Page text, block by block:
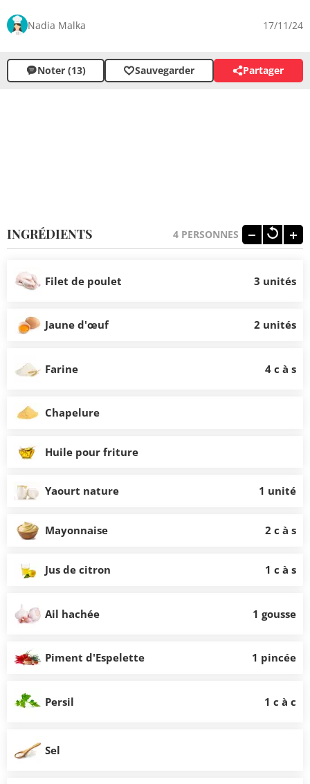
faits pour vous. Faciles à préparer, ils feront plaisir aux
à l'extérieur et tendre dedans. La sauce légèrement
citronnée apporte une touche de fraîcheur qui
Nadia Malka 17/11/24
Noter (13) Sauvegarder Partager
INGRÉDIENTS 4 PERSONNES
Filet de poulet 3 unités
Jaune d'œuf 2 unités
Farine 4 c à s
Chapelure
Huile pour friture
Yaourt nature 1 unité
Mayonnaise 2 c à s
Jus de citron 1 c à s
Ail hachée 1 gousse
Piment d'Espelette 1 pincée
Persil 1 c à c
Sel